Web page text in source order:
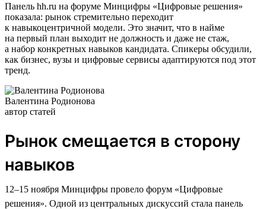
Панель hh.ru на форуме Минцифры «Цифровые решения»
показала: рынок стремительно переходит
к навыкоцентричной модели. Это значит, что в найме
на первый план выходит не должность и даже не стаж,
а набор конкретных навыков кандидата. Спикеры обсудили,
как бизнес, вузы и цифровые сервисы адаптируются под этот
тренд.
Валентина Родионова
автор статей
Рынок смещается в сторону
навыков
12–15 ноября Минцифры провело форум «Цифровые
решения». Одной из центральных дискуссий стала панель